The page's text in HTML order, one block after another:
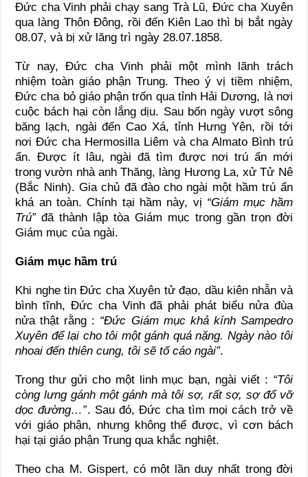
Đức cha Vinh phải chạy sang Trà Lũ, Đức cha Xuyên
qua làng Thôn Đông, rồi đến Kiên Lao thì bị bắt ngày
08.07, và bị xử lăng trì ngày 28.07.1858.
Từ nay, Đức cha Vinh phải một mình lãnh trách
nhiệm toàn giáo phận Trung. Theo ý vị tiềm nhiệm,
Đức cha bỏ giáo phận trốn qua tỉnh Hải Dương, là nơi
cuộc bách hại còn lắng dịu. Sau bốn ngày vượt sông
băng lạch, ngài đến Cao Xá, tỉnh Hưng Yên, rồi tới
nơi Đức cha Hermosilla Liêm và cha Almato Bình trú
ẩn. Được ít lâu, ngài đã tìm được nơi trú ẩn mới
trong vườn nhà anh Thăng, làng Hương La, xử Tử Nê
(Bắc Ninh). Gia chủ đã đào cho ngài một hầm trú ẩn
khá an toàn. Chính tại hầm này, vị “Giám mục hầm
Trú”đã thành lập tòa Giám mục trong gần trọn đời
Giám mục của ngài.
Giám mục hầm trú
Khi nghe tin Đức cha Xuyên tử đạo, dầu kiên nhẫn và
bình tĩnh, Đức cha Vinh đã phải phát biểu nửa đùa
nửa thật rằng : “Đức Giám mục khả kính Sampedro
Xuyên để lại cho tôi một gánh quá nặng. Ngày nào tôi
nhoai đến thiên cung, tôi sẽ tố cáo ngài”.
Trong thư gửi cho một linh mục bạn, ngài viết : “Tôi
còng lưng gánh một gánh mà tôi sợ, rất sợ, sợ đổ vỡ
dọc đường…”. Sau đó, Đức cha tìm mọi cách trở về
với giáo phận, nhưng không thể được, vì cơn bách
hại tại giáo phận Trung qua khắc nghiệt.
Theo cha M. Gispert, có một lần duy nhất trong đời